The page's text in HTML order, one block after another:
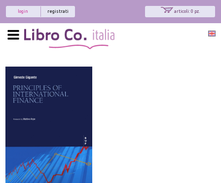
articoli: 0 pz.
registrati
login